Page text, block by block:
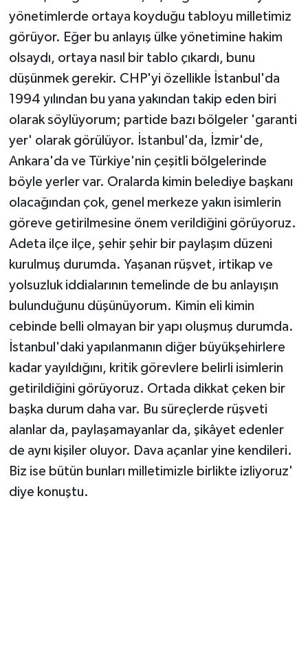
yönetimlerde ortaya koyduğu tabloyu milletimiz
görüyor. Eğer bu anlayış ülke yönetimine hakim
olsaydı, ortaya nasıl bir tablo çıkardı, bunu
düşünmek gerekir. CHP'yi özellikle İstanbul'da
1994 yılından bu yana yakından takip eden biri
olarak söylüyorum; partide bazı bölgeler 'garanti
yer' olarak görülüyor. İstanbul'da, İzmir'de,
Ankara'da ve Türkiye'nin çeşitli bölgelerinde
böyle yerler var. Oralarda kimin belediye başkanı
olacağından çok, genel merkeze yakın isimlerin
göreve getirilmesine önem verildiğini görüyoruz.
Adeta ilçe ilçe, şehir şehir bir paylaşım düzeni
kurulmuş durumda. Yaşanan rüşvet, irtikap ve
yolsuzluk iddialarının temelinde de bu anlayışın
bulunduğunu düşünüyorum. Kimin eli kimin
cebinde belli olmayan bir yapı oluşmuş durumda.
İstanbul'daki yapılanmanın diğer büyükşehirlere
kadar yayıldığını, kritik görevlere belirli isimlerin
getirildiğini görüyoruz. Ortada dikkat çeken bir
başka durum daha var. Bu süreçlerde rüşveti
alanlar da, paylaşamayanlar da, şikâyet edenler
de aynı kişiler oluyor. Dava açanlar yine kendileri.
Biz ise bütün bunları milletimizle birlikte izliyoruz'
diye konuştu.